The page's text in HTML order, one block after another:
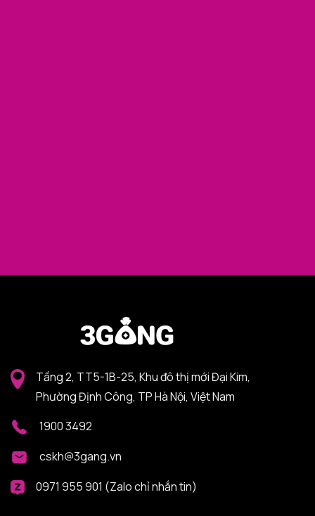
Tầng 2, TT5-1B-25, Khu đô thị mới Đại Kim,
Phường Định Công, TP Hà Nội, Việt Nam
1900 3492
cskh@3gang.vn
0971 955 901 (Zalo chỉ nhắn tin)